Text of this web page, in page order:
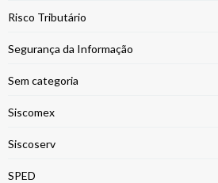
Risco Tributário
Segurança da Informação
Sem categoria
Siscomex
Siscoserv
SPED